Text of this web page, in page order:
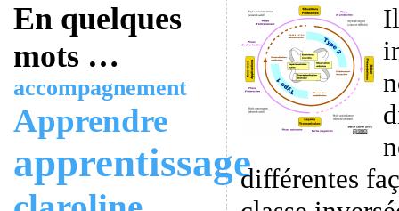
En quelques
mots …
accompagnement
Apprendre
apprentissagedifférentes